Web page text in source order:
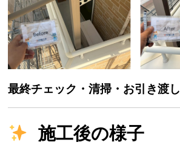
最終チェック・清掃・お引き渡し
施工後の様子